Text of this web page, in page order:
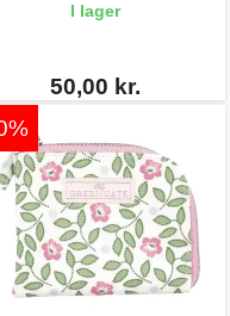
I lager
50,00 kr.